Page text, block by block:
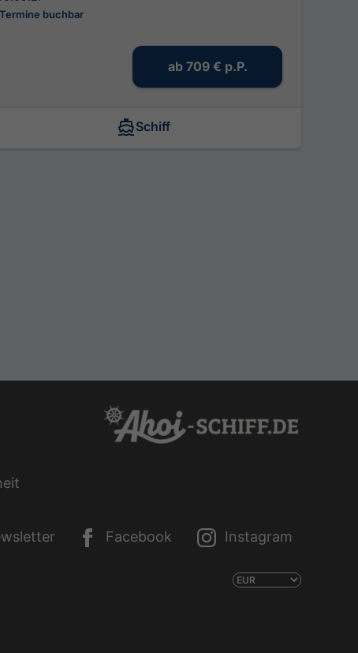
buchbar
ab 709 € p.P.
Schiff
Facebook Instagram